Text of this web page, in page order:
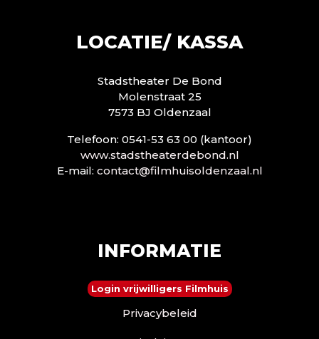
LOCATIE/ KASSA
Stadstheater De Bond
Molenstraat 25
7573 BJ Oldenzaal
Telefoon: 0541-53 63 00 (kantoor)
www.stadstheaterdebond.nl
E-mail: contact@filmhuisoldenzaal.nl
INFORMATIE
Login vrijwilligers Filmhuis
Privacybeleid